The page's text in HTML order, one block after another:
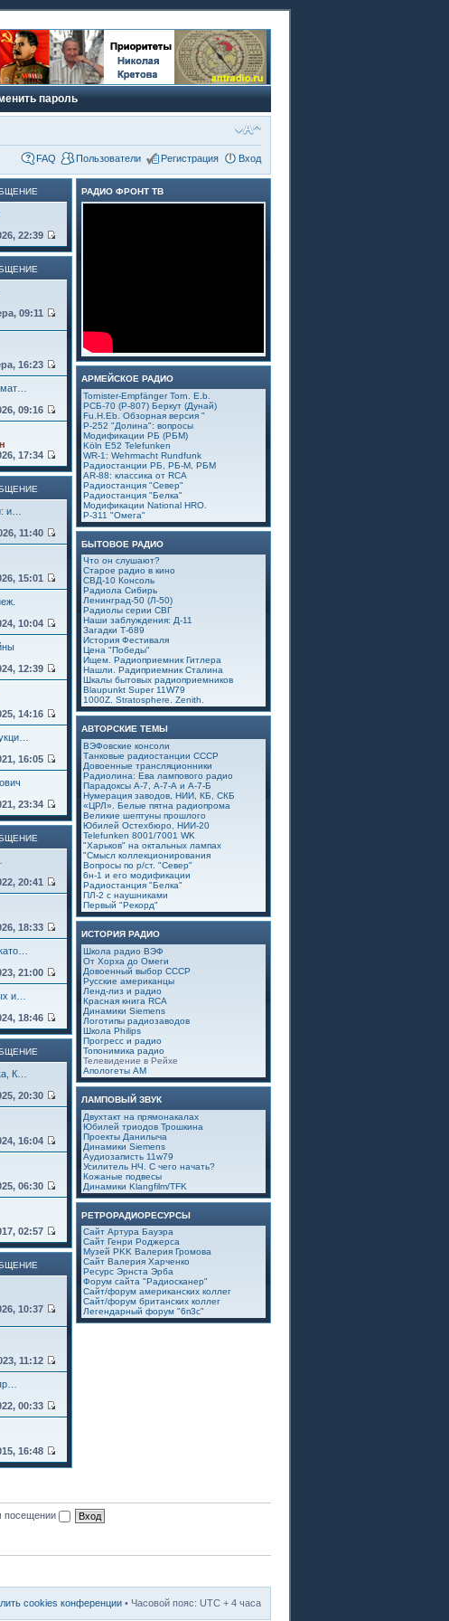
пароль
FAQ Пользователи Регистрация Вход
22:39
09:11
16:23
09:16
17:34
и…
11:40
15:01
10:04
12:39
14:16
16:05
23:34
20:41
18:33
21:00
и…
18:46
К…
20:30
16:04
06:30
02:57
10:37
11:12
00:33
16:48
РАДИО ФРОНТ ТВ
АРМЕЙСКОЕ РАДИО
Tornister-Empfänger Torn. E.b.
РСБ-70 (Р-807) Беркут (Дунай)
Fu.H.Eb. Обзорная версия "
Р-252 "Долина": вопросы
Модификации РБ (РБМ)
Köln E52 Telefunken
WR-1: Wehrmacht Rundfunk
Радиостанции РБ, РБ-М, РБМ
AR-88: классика от RCA
Радиостанция "Север"
Радиостанция "Белка"
Модификации National HRO.
Р-311 "Омега"
БЫТОВОЕ РАДИО
Что он слушают?
Старое радио в кино
СВД-10 Консоль
Радиола Сибирь
Ленинград-50 (Л-50)
Радиолы серии СВГ
Наши заблуждения: Д-11
Загадки Т-689
История Фестиваля
Цена "Победы"
Ищем. Радиоприемник Гитлера
Нашли. Радиприемник Сталина
Шкалы бытовых радиоприемников
Blaupunkt Super 11W79
1000Z. Stratosphere. Zenith.
АВТОРСКИЕ ТЕМЫ
ВЭФовские консоли
Танковые радиостанции СССР
Довоенные трансляционники
Радиолина: Ева лампового радио
Парадоксы А-7, А-7-А и А-7-Б
Нумерация заводов, НИИ, КБ, СКБ
«ЦРЛ». Белые пятна радиопрома
Великие шептуны прошлого
Юбилей Остехбюро, НИИ-20
Telefunken 8001/7001 WK
"Харьков" на октальных лампах
"Смысл коллекционирования
Вопросы по р/ст. "Север"
6н-1 и его модификации
Радиостанция "Белка"
ПЛ-2 с наушниками
Первый "Рекорд"
ИСТОРИЯ РАДИО
Школа радио ВЭФ
От Хорха до Омеги
Довоенный выбор СССР
Русские американцы
Ленд-лиз и радио
Красная книга RCA
Динамики Siemens
Логотипы радиозаводов
Школа Philips
Прогресс и радио
Топонимика радио
Телевидение в Рейхе
Апологеты АМ
ЛАМПОВЫЙ ЗВУК
Двухтакт на прямонакалах
Юбилей триодов Трошкина
Проекты Данилыча
Динамики Siemens
Аудиозаписть 11w79
Усилитель НЧ. С чего начать?
Кожаные подвесы
Динамики Klangfilm/TFK
РЕТРОРАДИОРЕСУРСЫ
Сайт Артура Бауэра
Сайт Генри Роджерса
Музей PKK Валерия Громова
Сайт Валерия Харченко
Ресурс Эрнста Эрба
Форум сайта "Радиосканер"
Сайт/форум американских коллег
Сайт/форум британских коллег
Легендарный форум "6п3с"
посещении
cookies конференции • Часовой пояс: UTC + 4 часа